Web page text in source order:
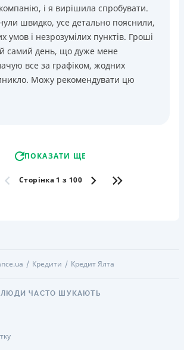
і я вирішила спробувати.
швидко, усе детально пояснили,
умов і незрозумілих пунктів. Гроші
самий день, що дуже мене
все за графіком, жодних
Можу рекомендувати цю
ПОКАЗАТИ ЩЕ
Сторінка 1 з 100
Кредити Кредит Ялта
ЛЮДИ ЧАСТО ШУКАЮТЬ